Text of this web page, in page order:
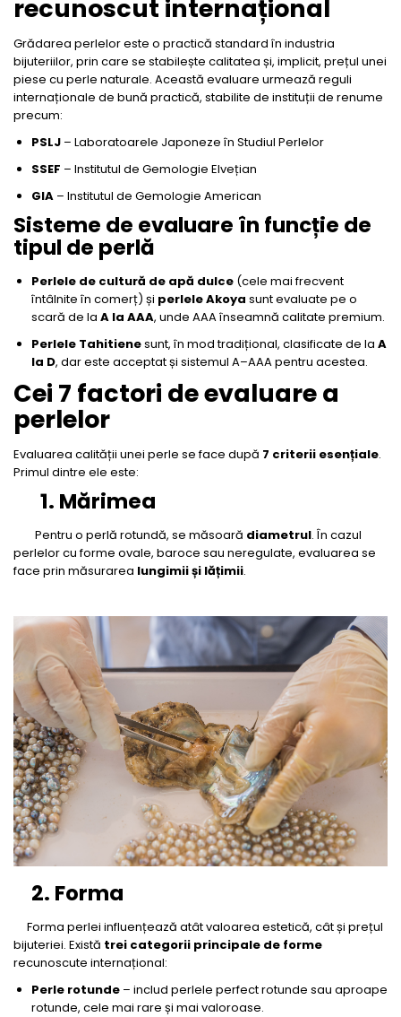
Seturi Perle cu Argint
Brățări cu Perle
Pandantive cu Perle
Brose cu Perle
recunoscut internațional
Grădarea perlelor este o practică standard în industria
bijuteriilor, prin care se stabilește calitatea și, implicit, prețul unei
piese cu perle naturale. Această evaluare urmează reguli
internaționale de bună practică, stabilite de instituții de renume
precum:
PSLJ – Laboratoarele Japoneze în Studiul Perlelor
SSEF – Institutul de Gemologie Elvețian
GIA – Institutul de Gemologie American
Sisteme de evaluare în funcție de
tipul de perlă
Perlele de cultură de apă dulce (cele mai frecvent
întâlnite în comerț) și perlele Akoya sunt evaluate pe o
scară de la A la AAA, unde AAA înseamnă calitate premium.
Perlele Tahitienesunt, în mod tradițional, clasificate de la A
la D, dar este acceptat și sistemul A–AAA pentru acestea.
Cei 7 factori de evaluare a
perlelor
Evaluarea calității unei perle se face după 7 criterii esențiale.
Primul dintre ele este:
1. Mărimea
Pentru o perlă rotundă, se măsoară diametrul. În cazul
perlelor cu forme ovale, baroce sau neregulate, evaluarea se
face prin măsurarea lungimii și lățimii.
2. Forma
Forma perlei influențează atât valoarea estetică, cât și prețul
bijuteriei. Există trei categorii principale de forme
recunoscute internațional:
Perle rotunde – includ perlele perfect rotunde sau aproape
rotunde, cele mai rare și mai valoroase.